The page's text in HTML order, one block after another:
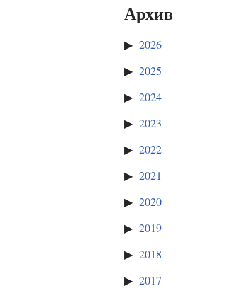
Архив
2026
2025
2024
2023
2022
2021
2020
2019
2018
2017